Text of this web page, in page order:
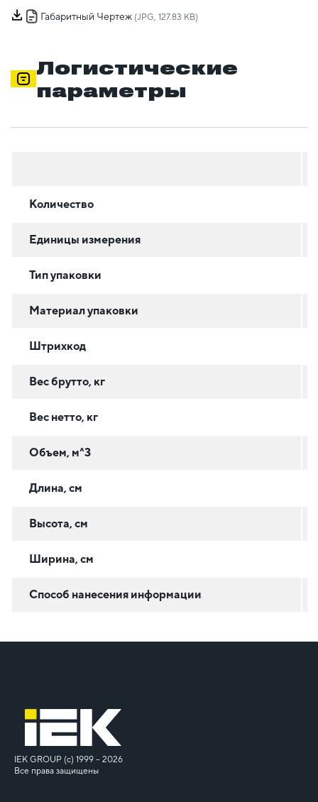
Габаритный Чертеж (JPG, 127.83 KB)
Логистические
параметры
Количество
Единицы измерения
Тип упаковки
Материал упаковки
Штрихкод
Вес брутто, кг
Вес нетто, кг
Объем, м^3
Длина, см
Высота, см
Ширина, см
Способ нанесения информации
IEK GROUP (c) 1999 – 2026
Все права защищены